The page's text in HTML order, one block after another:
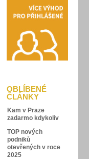
OBLÍBENÉ
ČLÁNKY
Kam v Praze
zadarmo kdykoliv
TOP nových
podniků
otevřených v roce
2025